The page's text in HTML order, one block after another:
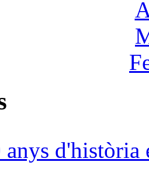
anys d'història